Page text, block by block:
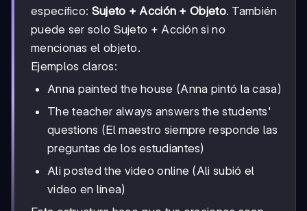
específico: Sujeto + Acción + Objeto. También
puede ser solo Sujeto + Acción si no
mencionas el objeto.
Ejemplos claros:
Anna painted the house (Anna pintó la casa)
The teacher always answers the students'
questions (El maestro siempre responde las
preguntas de los estudiantes)
Ali posted the video online (Ali subió el
video en línea)